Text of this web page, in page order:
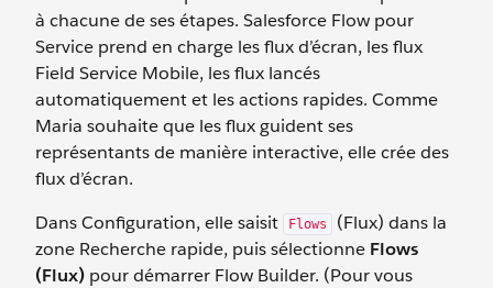
à chacune de ses étapes. Salesforce Flow pour
Service prend en charge les flux d’écran, les flux
Field Service Mobile, les flux lancés
automatiquement et les actions rapides. Comme
Maria souhaite que les flux guident ses
représentants de manière interactive, elle crée des
flux d’écran.
Dans Configuration, elle saisit
Flows
(Flux) dans la
zone Recherche rapide, puis sélectionne Flows
(Flux) pour démarrer Flow Builder. (Pour vous